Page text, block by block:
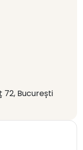
București